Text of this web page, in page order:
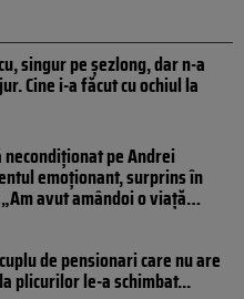
singur pe șezlong, dar n-a
Cine i-a făcut cu ochiul la
pe Andrei
emoționant, surprins în
avut amândoi o viață…
de pensionari care nu are
plicurilor le-a schimbat...